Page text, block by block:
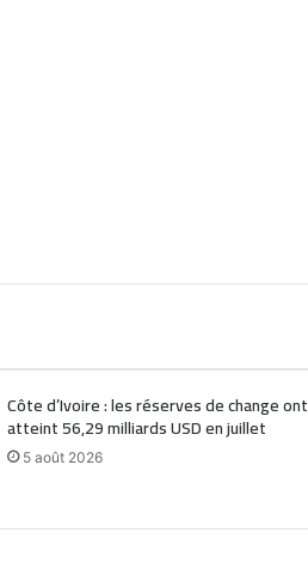
Côte d’Ivoire : les réserves de change ont
atteint 56,29 milliards USD en juillet
5 août 2026